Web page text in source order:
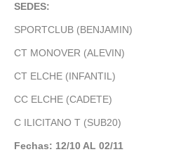
SEDES:
SPORTCLUB (BENJAMIN)
CT MONOVER (ALEVIN)
CT ELCHE (INFANTIL)
CC ELCHE (CADETE)
C ILICITANO T (SUB20)
Fechas: 12/10 AL 02/11